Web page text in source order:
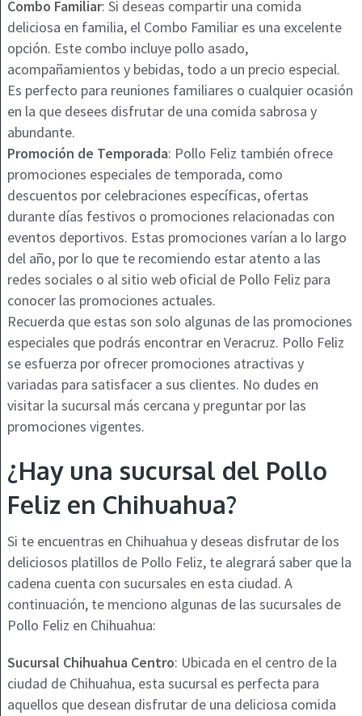
Combo Familiar: Si deseas compartir una comida
deliciosa en familia, el Combo Familiar es una excelente
opción. Este combo incluye pollo asado,
acompañamientos y bebidas, todo a un precio especial.
Es perfecto para reuniones familiares o cualquier ocasión
en la que desees disfrutar de una comida sabrosa y
abundante.
Promoción de Temporada: Pollo Feliz también ofrece
promociones especiales de temporada, como
descuentos por celebraciones específicas, ofertas
durante días festivos o promociones relacionadas con
eventos deportivos. Estas promociones varían a lo largo
del año, por lo que te recomiendo estar atento a las
redes sociales o al sitio web oficial de Pollo Feliz para
conocer las promociones actuales.
Recuerda que estas son solo algunas de las promociones
especiales que podrás encontrar en Veracruz. Pollo Feliz
se esfuerza por ofrecer promociones atractivas y
variadas para satisfacer a sus clientes. No dudes en
visitar la sucursal más cercana y preguntar por las
promociones vigentes.
¿Hay una sucursal del Pollo
Feliz en Chihuahua?
Si te encuentras en Chihuahua y deseas disfrutar de los
deliciosos platillos de Pollo Feliz, te alegrará saber que la
cadena cuenta con sucursales en esta ciudad. A
continuación, te menciono algunas de las sucursales de
Pollo Feliz en Chihuahua:
Sucursal Chihuahua Centro: Ubicada en el centro de la
ciudad de Chihuahua, esta sucursal es perfecta para
aquellos que desean disfrutar de una deliciosa comida